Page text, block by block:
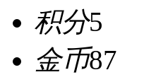
积分5
金币87